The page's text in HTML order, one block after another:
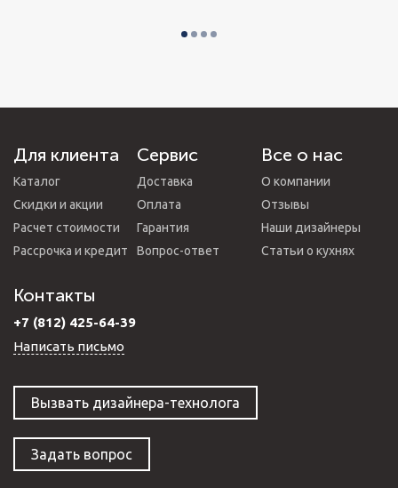
Для клиента
Каталог
Скидки и акции
Расчет стоимости
Рассрочка и кредит
Сервис
Доставка
Оплата
Гарантия
Вопрос-ответ
Все о нас
О компании
Отзывы
Наши дизайнеры
Статьи о кухнях
Контакты
+7 (812) 425-64-39
Написать письмо
Вызвать дизайнера-технолога
Задать вопрос